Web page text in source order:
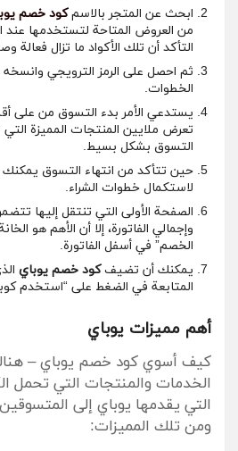
ابحث عن المتجر بالاسمكود خصم
من العروض المتاحة لتستخدمها عند
التأكد أن تلك الأكواد ما تزال فعالة
ثم احصل على الرمز الترويجي
الخطوات.
يستدعي الأمر بدء التسوق من على
تعرض ملايين المنتجات المميزة
التسوق بشكل بسيط.
حين تتأكد من انتهاء التسوق يمكنك
لاستكمال خطوات الشراء.
الصفحة الأولى التي تنتقل إليها
وإجمالي الفاتورة، إلا أن الأهم هو
الخصم” في أسفل الفاتورة.
يمكنك أن تضيفكود خصم يوباي
المتابعة في الضغط على “استخدم
أهم مميزات يوباي
كيف أسوي كود خصم يوباي –
الخدمات والمنتجات التي تحمل
التي يقدمها يوباي إلى
ومن تلك المميزات: